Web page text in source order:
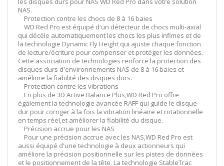
NAS.
Protection contre les chocs de 8 à 16 baies
WD Red Pro est équipé d'un détecteur de chocs multi-axial
qui décèle automatiquement les chocs les plus infimes et de
la technologie Dynamic Fly Height qui ajuste chaque fonction
de lecture/écriture pour compenser et protéger les données.
Cette association de technologies renforce la protection des
disques durs d'environnements NAS de 8 à 16 baies et
améliore la fiabilité des disques durs.
Protection contre les vibrations
En plus de 3D Active Balance Plus,WD Red Pro offre
également la technologie avancée RAFF qui guide le disque
dur pour corriger à la fois la vibration linéaire et rotationnelle
en temps réel,et améliorer la fiabilité du disque.
Précision accrue pour les NAS
Pour une précision accrue avec les NAS,WD Red Pro est
aussi équipé d'une technologie à deux actionneurs qui
améliore la précision positionnelle sur les pistes de données
et le positionnement de la tête. La technologie StableTrac